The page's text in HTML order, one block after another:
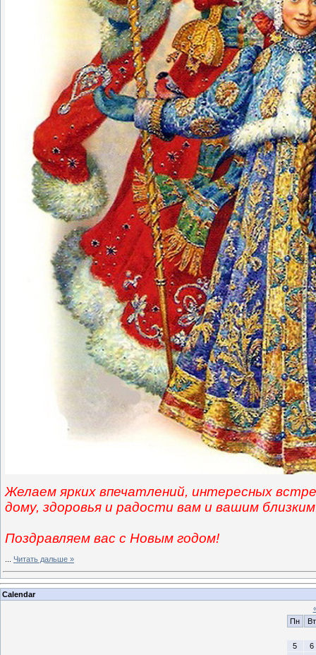
Желаем ярких впечатлений, интересных
дому, здоровья и радости вам и вашим
Поздравляем вас с Новым годом!
Читать дальше »
Calendar
Пн
Вт
5
6